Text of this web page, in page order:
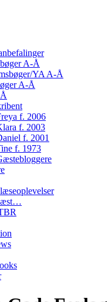
A-Å
YA A-Å
A-Å
f. 2006
f. 2003
f. 2001
f. 1973